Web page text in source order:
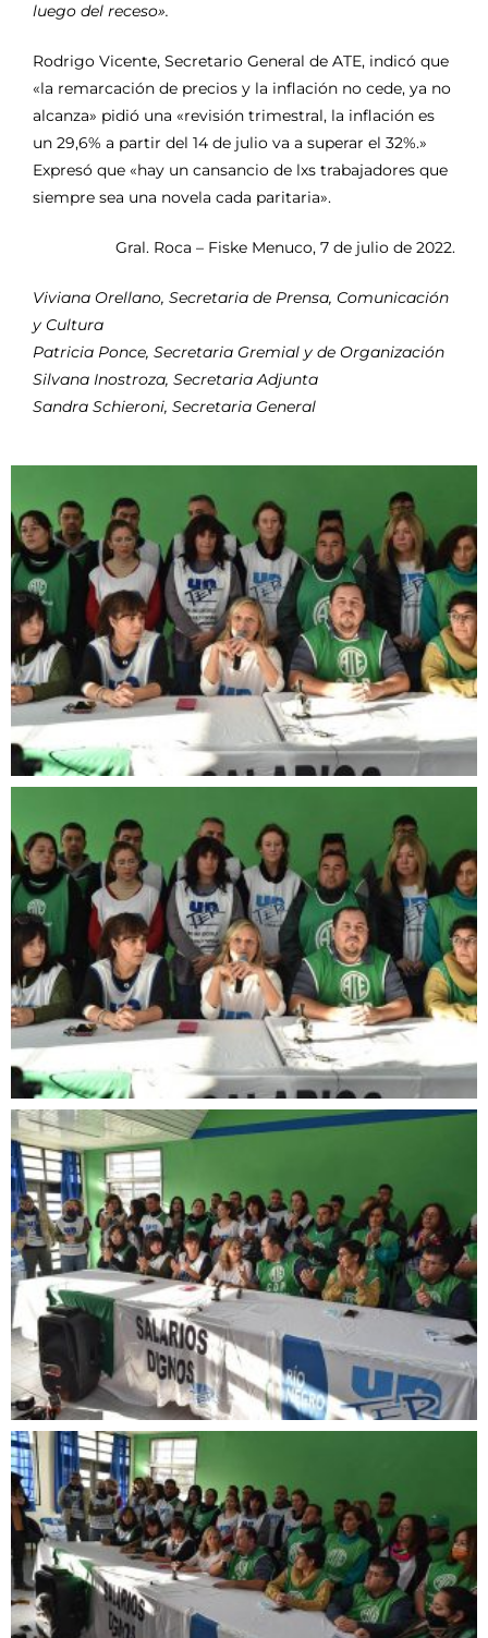
luego del receso».
Rodrigo Vicente, Secretario General de ATE, indicó que
«la remarcación de precios y la inflación no cede, ya no
alcanza» pidió una «revisión trimestral, la inflación es
un 29,6% a partir del 14 de julio va a superar el 32%.»
Expresó que «hay un cansancio de lxs trabajadores que
siempre sea una novela cada paritaria».
Gral. Roca – Fiske Menuco, 7 de julio de 2022.
Viviana Orellano, Secretaria de Prensa, Comunicación
y Cultura
Patricia Ponce, Secretaria Gremial y de Organización
Silvana Inostroza, Secretaria Adjunta
Sandra Schieroni, Secretaria General